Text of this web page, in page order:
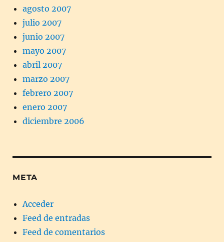
agosto 2007
julio 2007
junio 2007
mayo 2007
abril 2007
marzo 2007
febrero 2007
enero 2007
diciembre 2006
META
Acceder
Feed de entradas
Feed de comentarios